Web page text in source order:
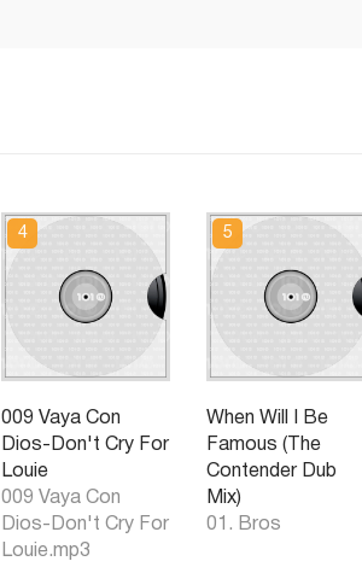
009 Vaya Con
Dios-Don't Cry For
Louie
009 Vaya Con
Dios-Don't Cry For
Louie.mp3
When Will I Be
Famous (The
Contender Dub
Mix)
01. Bros